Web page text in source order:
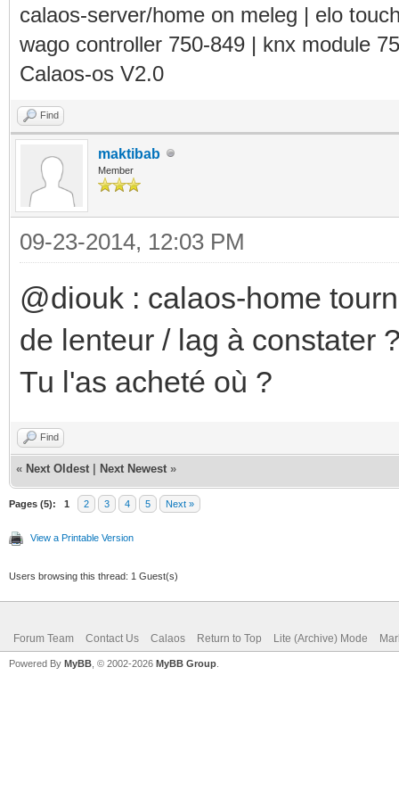
calaos-server/home on meleg | elo
wago controller 750-849 | knx module
Calaos-os V2.0
Find
maktibab
Member
09-23-2014, 12:03 PM
@diouk : calaos-home
de lenteur / lag à constater
Tu l'as acheté où ?
Find
« Next Oldest Next Newest »
Pages (5): 1 2 3 4 5 Next »
View a Printable Version
Users browsing this thread: 1 Guest(s)
Forum Team Contact Us Calaos Return to Top Lite (Archive) Mode
Powered By MyBB , © 2002-2026 MyBB Group